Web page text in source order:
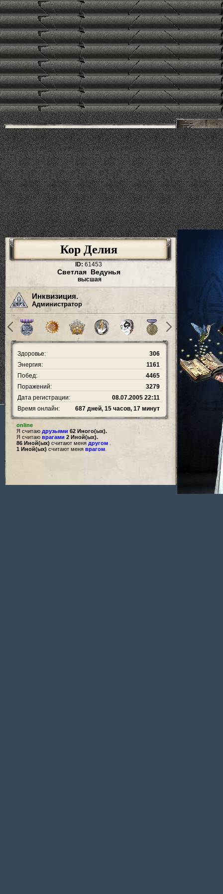
Кор Делия
ID: 61453
Светлая Ведунья
высшая
Инквизиция.
Администратор
Здоровье:
306
Энергия:
1161
Побед:
4465
Поражений:
3279
Дата регистрации:
08.07.2005 22:11
Время онлайн:
687 дней, 15 часов, 17 минут
online
Я считаю друзьями 62 Иного(ых).
Я считаю врагами 2 Иной(ых).
86 Иной(ых) считают меня другом
1 Иной(ых) считают меня врагом